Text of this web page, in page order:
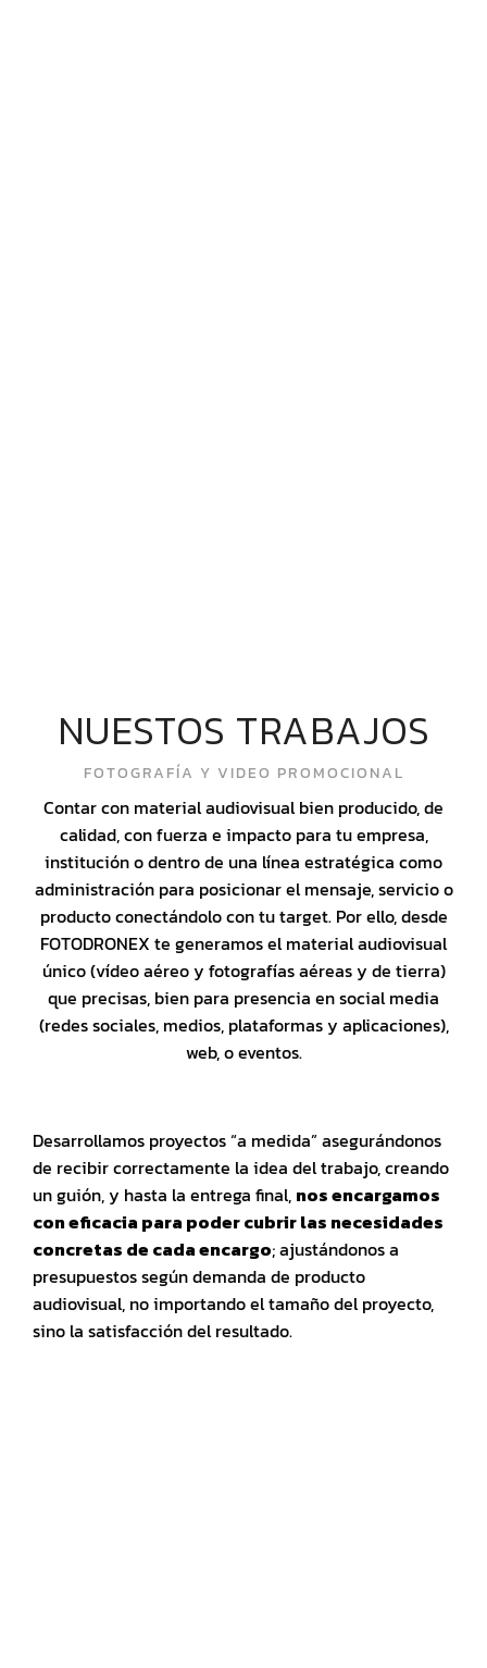
NUESTOS TRABAJOS
FOTOGRAFÍA Y VIDEO PROMOCIONAL
Contar con material audiovisual bien producido, de
calidad, con fuerza e impacto para tu empresa,
institución o dentro de una línea estratégica como
administración para posicionar el mensaje, servicio o
producto conectándolo con tu target. Por ello, desde
FOTODRONEX te generamos el material audiovisual
único (vídeo aéreo y fotografías aéreas y de tierra)
que precisas, bien para presencia en social media
(redes sociales, medios, plataformas y aplicaciones),
web, o eventos.
Desarrollamos proyectos “a medida” asegurándonos
de recibir correctamente la idea del trabajo, creando
un guión, y hasta la entrega final, nos encargamos
con eficacia para poder cubrir las necesidades
concretas de cada encargo; ajustándonos a
presupuestos según demanda de producto
audiovisual, no importando el tamaño del proyecto,
sino la satisfacción del resultado.